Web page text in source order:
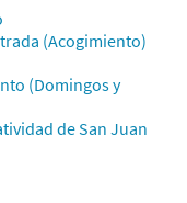
(Acogimiento)
(Domingos y
de San Juan